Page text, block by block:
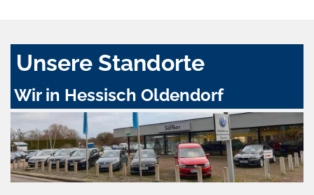
Unsere Standorte
Wir in Hessisch Oldendorf